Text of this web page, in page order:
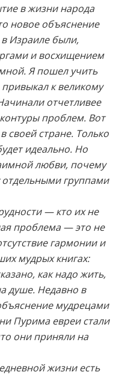
в жизни народа
новое объяснение
Израиле были,
и восхищением
Я пошел учить
к великому
отчетливее
проблем. Вот
своей стране. Только
идеально. Но
любви, почему
группами
— кто их не
проблема — это не
гармонии и
мудрых книгах:
как надо жить,
душе. Недавно в
мудрецами
Пурима евреи стали
они приняли на
жизни есть